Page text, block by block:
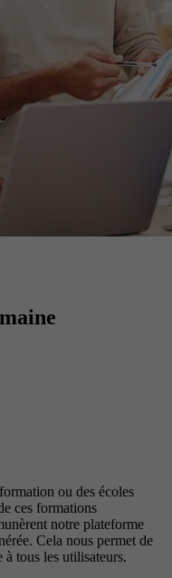
ou des écoles
ces formations
notre plateforme
Cela nous permet de
tous les utilisateurs.